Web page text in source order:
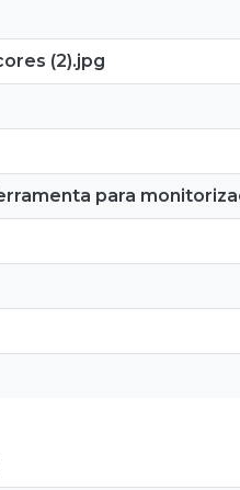
(2).jpg
para